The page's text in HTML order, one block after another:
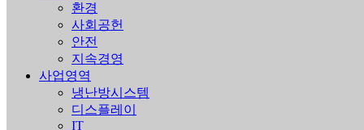
환경
사회공헌
안전
지속경영
사업영역
냉난방시스템
디스플레이
IT